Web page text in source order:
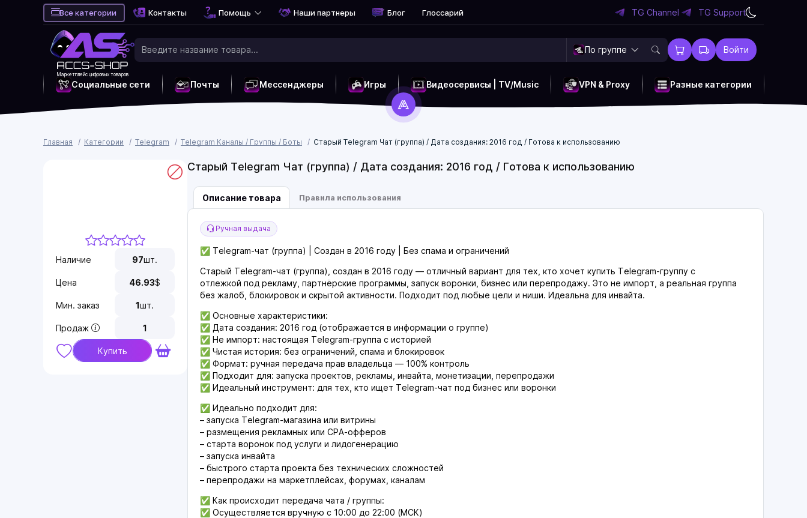
Все категории Контакты Помощь Наши партнеры Блог Глоссарий TG Channel TG Support
Маркетплейс цифровых товаров
По группе Войти
Социальные сети Почты Мессенджеры Игры Видеосервисы | TV/Music VPN & Proxy Разные категории
Главная Категории Telegram Telegram Каналы / Группы / Боты Старый Telegram Чат (группа) / Дата создания: 2016 год / Готова к использованию
Наличие 97шт.
Цена 46.93$
Мин. заказ 1шт.
Продаж 1
Купить
Старый Telegram Чат (группа) / Дата создания: 2016 год / Готова к использованию
Описание товара Правила использования
Ручная выдача
✅ Telegram-чат (группа) | Создан в 2016 году | Без спама и ограничений
Старый Telegram-чат (группа), создан в 2016 году — отличный вариант для тех, кто хочет купить Telegram-группу с
отлежкой под рекламу, партнёрские программы, запуск воронки, бизнес или перепродажу. Это не импорт, а реальная группа
без жалоб, блокировок и скрытой активности. Подходит под любые цели и ниши. Идеальна для инвайта.
✅ Основные характеристики:
✅ Дата создания: 2016 год (отображается в информации о группе)
✅ Не импорт: настоящая Telegram-группа с историей
✅ Чистая история: без ограничений, спама и блокировок
✅ Формат: ручная передача прав владельца — 100% контроль
✅ Подходит для: запуска проектов, рекламы, инвайта, монетизации, перепродажи
✅ Идеальный инструмент: для тех, кто ищет Telegram-чат под бизнес или воронки
✅ Идеально подходит для:
– запуска Telegram-магазина или витрины
– размещения рекламных или CPA-офферов
– старта воронок под услуги и лидогенерацию
– запуска инвайта
– быстрого старта проекта без технических сложностей
– перепродажи на маркетплейсах, форумах, каналам
✅ Как происходит передача чата / группы:
✅ Осуществляется вручную с 10:00 до 22:00 (МСК)